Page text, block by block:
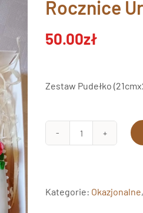
Rocznice
50.00zł
Zestaw Pudełko
ilość
Dzień
Kategorie: Okazjonalne,